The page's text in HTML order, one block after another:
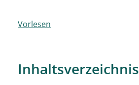
Vorlesen
Inhaltsverzeichnis